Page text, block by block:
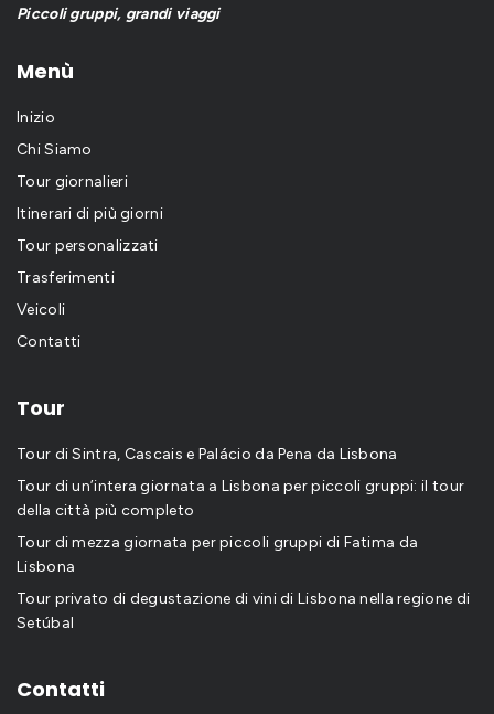
Piccoli gruppi, grandi viaggi
Menù
Inizio
Chi Siamo
Tour giornalieri
Itinerari di più giorni
Tour personalizzati
Trasferimenti
Veicoli
Contatti
Tour
Tour di Sintra, Cascais e Palácio da Pena da Lisbona
Tour di un’intera giornata a Lisbona per piccoli gruppi: il tour
della città più completo
Tour di mezza giornata per piccoli gruppi di Fatima da
Lisbona
Tour privato di degustazione di vini di Lisbona nella regione di
Setúbal
Contatti